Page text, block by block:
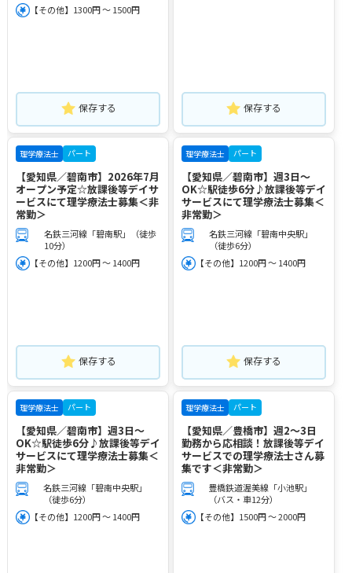
【その他】1300円 ～ 1500円
保存する 保存する
理学療法士 パート
【愛知県／碧南市】2026年7月
オープン予定☆放課後等デイサ
ービスにて理学療法士募集＜非
常勤＞
名鉄三河線「碧南駅」（徒歩
10分）
【その他】1200円 ～ 1400円
保存する
理学療法士 パート
【愛知県／碧南市】週3日～
OK☆駅徒歩6分♪放課後等デイ
サービスにて理学療法士募集＜
非常勤＞
名鉄三河線「碧南中央駅」
（徒歩6分）
【その他】1200円 ～ 1400円
保存する
理学療法士 パート
【愛知県／碧南市】週3日～
OK☆駅徒歩6分♪放課後等デイ
サービスにて理学療法士募集＜
非常勤＞
名鉄三河線「碧南中央駅」
（徒歩6分）
【その他】1200円 ～ 1400円
理学療法士 パート
【愛知県／豊橋市】週2～3日
勤務から応相談！放課後等デイ
サービスでの理学療法士さん募
集です＜非常勤＞
豊橋鉄道渥美線「小池駅」
（バス・車12分）
【その他】1500円 ～ 2000円